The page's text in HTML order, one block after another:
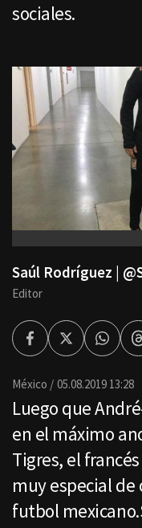
sociales.
Saúl Rodríguez |
Editor
FacebookTwitter
México 05.08.2019 13:28
Luego que
en el máximo
Tigres, el
muy especial
futbol